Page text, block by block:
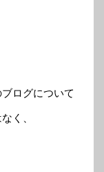
ログについて
く、